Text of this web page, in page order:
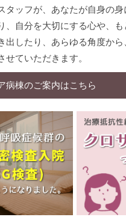
タッフが、あなたが自身の身
、自分を大切にする心や、
出したり、あらゆる角度か
せていただきます。
病棟のご案内はこちら